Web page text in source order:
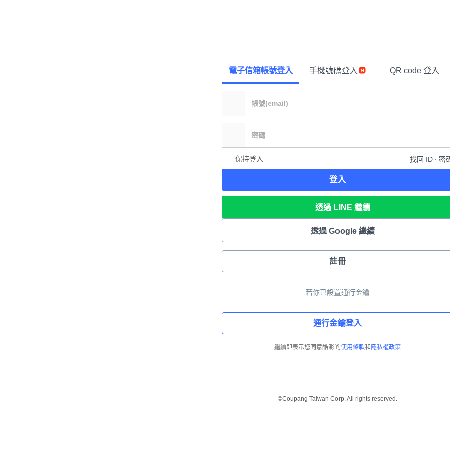
電子信箱帳號登入 手機號碼登入 QR code 登入
保持登入 找回 ID ∙ 密
登入
透過 LINE 繼續
透過 Google 繼續
註冊
若你已設置通行金鑰
通行金鑰登入
繼續即表示您同意酷澎的使用條款和 隱私權政策
©Coupang Taiwan Corp. All rights reserved.